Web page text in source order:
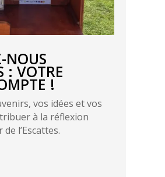
NOUS
: VOTRE
!
vos idées et vos
à la réflexion
l’Escattes.